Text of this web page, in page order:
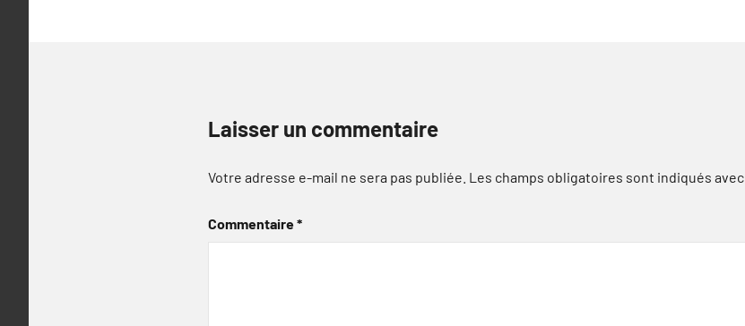
Laisser un commentaire
Votre adresse e-mail ne sera pas publiée. Les champs obligatoires sont indiqués avec
Commentaire*